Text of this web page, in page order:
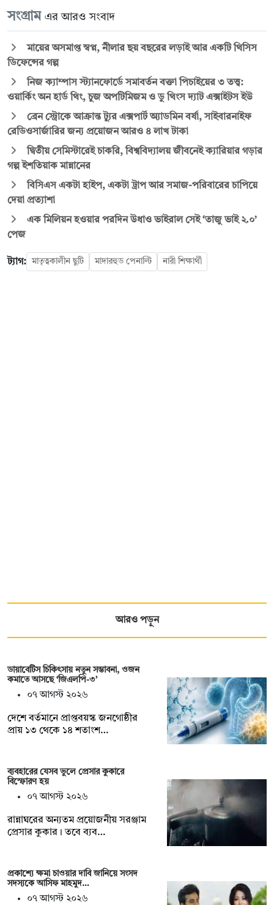
সংগ্রাম এর আরও সংবাদ
মায়ের অসমাপ্ত স্বপ্ন, নীলার ছয় বছরের লড়াই আর একটি থিসিস
ডিফেন্সের গল্প
নিজ ক্যাম্পাস স্ট্যানফোর্ডে সমাবর্তন বক্তা পিচাইয়ের ৩ তত্ত্ব:
ওয়ার্কিং অন হার্ড থিং, চুজ অপটিমিজম ও ডু থিংস দ্যাট এক্সাইটস ইউ
ব্রেন স্ট্রোকে আক্রান্ত ট্যুর এক্সপার্ট অ্যাডমিন বর্ষা, সাইবারনাইফ
রেডিওসার্জারির জন্য প্রয়োজন আরও ৪ লাখ টাকা
দ্বিতীয় সেমিস্টারেই চাকরি, বিশ্ববিদ্যালয় জীবনেই ক্যারিয়ার গড়ার
গল্প ইশতিয়াক মান্নানের
বিসিএস একটা হাইপ, একটা ট্রাপ আর সমাজ-পরিবারের চাপিয়ে
দেয়া প্রত্যাশা
এক মিলিয়ন হওয়ার পরদিন উধাও ভাইরাল সেই ‘তাজু ভাই ২.০’
পেজ
ট্যাগ: মাতৃত্বকালীন ছুটি মাদারহুড পেনাল্টি নারী শিক্ষার্থী
আরও পড়ুন
ডায়াবেটিস চিকিৎসায় নতুন সম্ভাবনা, ওজন
কমাতে আসছে ‘জিএলপি-৩’
০৭ আগস্ট ২০২৬
দেশে বর্তমানে প্রাপ্তবয়স্ক জনগোষ্ঠীর
প্রায় ১৩ থেকে ১৪ শতাংশ…
ব্যবহারের যেসব ভুলে প্রেসার কুকারে
বিস্ফোরণ হয়
০৭ আগস্ট ২০২৬
রান্নাঘরের অন্যতম প্রয়োজনীয় সরঞ্জাম
প্রেসার কুকার। তবে ব্যব…
প্রকাশ্যে ক্ষমা চাওয়ার দাবি জানিয়ে সংসদ
সদস্যকে আসিফ মাহমুদ…
০৭ আগস্ট ২০২৬